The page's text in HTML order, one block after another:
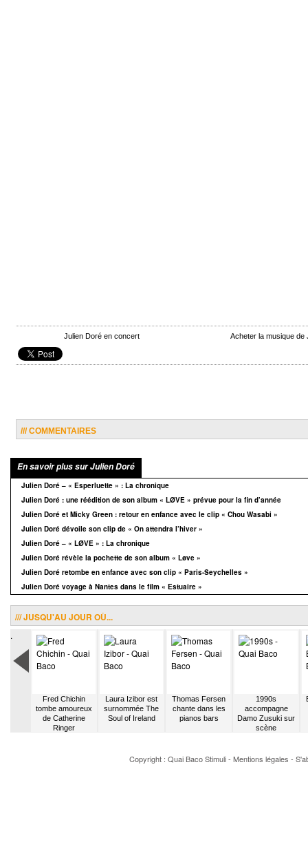
Julien Doré en concert Acheter la musique de
/// COMMENTAIRES
En savoir plus sur Julien Doré
Julien Doré – « Esperluette » : La chronique
Julien Doré : une réédition de son album « LØVE » prévue pour la fin d’année
Julien Doré et Micky Green : retour en enfance avec le clip « Chou Wasabi »
Julien Doré dévoile son clip de « On attendra l’hiver »
Julien Doré – « LØVE » : La chronique
Julien Doré révèle la pochette de son album « Løve »
Julien Doré retombe en enfance avec son clip « Paris-Seychelles »
Julien Doré voyage à Nantes dans le film « Estuaire »
/// JUSQU'AU JOUR OÙ...
.
Fred Chichin
tombe amoureux
de Catherine
Ringer
Laura Izibor est
surnommée The
Soul of Ireland
Thomas Fersen
chante dans les
pianos bars
1990s
accompagne
Damo Zusuki sur
scène
Copyright : Quai BacoStimuli- Mentions légales -